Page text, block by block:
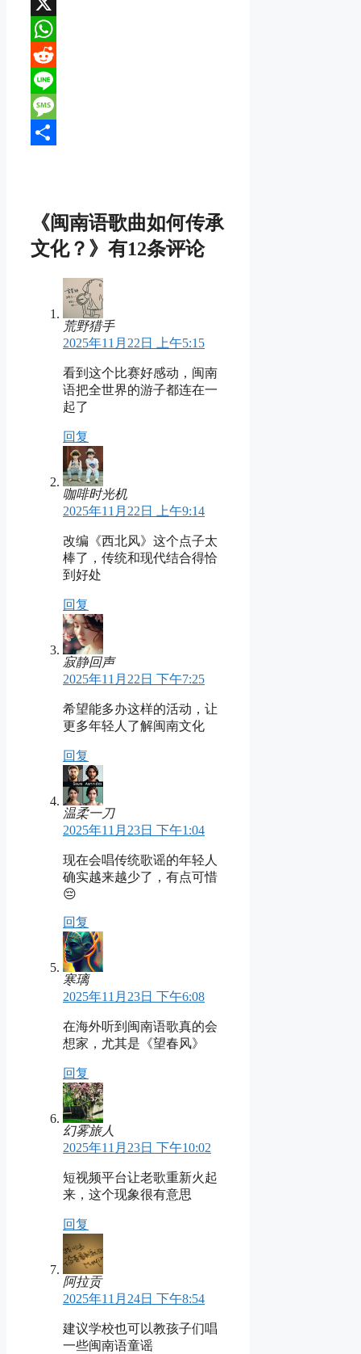
WeChat
X
WhatsApp
Reddit
Line
Message
《闽南语歌曲如何传承
文化？》有12条评论
荒野猎手
2025年11月22日 上午5:15
看到这个比赛好感动，闽南
语把全世界的游子都连在一
起了
回复
咖啡时光机
2025年11月22日 上午9:14
改编《西北风》这个点子太
棒了，传统和现代结合得恰
到好处
回复
寂静回声
2025年11月22日 下午7:25
希望能多办这样的活动，让
更多年轻人了解闽南文化
回复
温柔一刀
2025年11月23日 下午1:04
现在会唱传统歌谣的年轻人
确实越来越少了，有点可惜
😔
回复
寒璃
2025年11月23日 下午6:08
在海外听到闽南语歌真的会
想家，尤其是《望春风》
回复
幻雾旅人
2025年11月23日 下午10:02
短视频平台让老歌重新火起
来，这个现象很有意思
回复
阿拉贡
2025年11月24日 下午8:54
建议学校也可以教孩子们唱
一些闽南语童谣